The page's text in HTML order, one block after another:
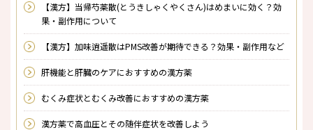
【漢方】当帰芍薬散(とうきしゃくやくさん)はめまいに効く？効
果・副作用について
【漢方】加味逍遥散はPMS改善が期待できる？効果・副作用など
肝機能と肝臓のケアにおすすめの漢方薬
むくみ症状とむくみ改善におすすめの漢方薬
漢方薬で高血圧とその随伴症状を改善しよう